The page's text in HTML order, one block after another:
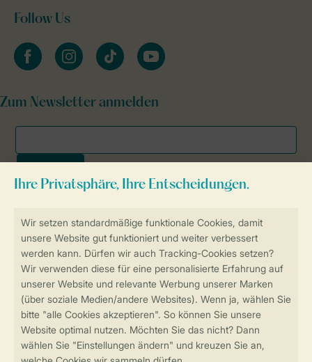
Sicherstellung Deiner Privatsphäre
Sicher und schnell zur Online-Buchung
SSL-Verschlüsselung
Sichere Datenübertragung
Sicheres Bezahlen
Follow Us
facebookinstagramtiktok youtube
Zum Newsletter anmelden